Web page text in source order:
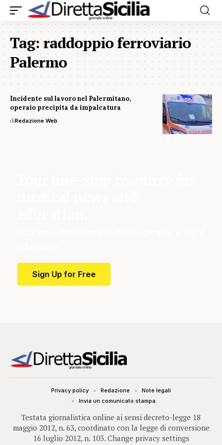
Tag:raddoppio ferroviario
Palermo
Incidente sul lavoro nel Palermitano,
operaio precipita da impalcatura
diRedazione Web
Sign Up for Free
Testata giornalistica online ai sensi decreto-legge 18
maggio 2012, n. 63, coordinato con la legge di conversione
16 luglio 2012, n. 103. Change privacy settings
Privacy policy Redazione
Note legali
Invia un comunicato stampa